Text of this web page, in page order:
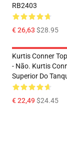
RB2403
€ 26,63 $28.95
Kurtis Conner
- Não. Kurtis
Superior Do
€ 22,49$24.45